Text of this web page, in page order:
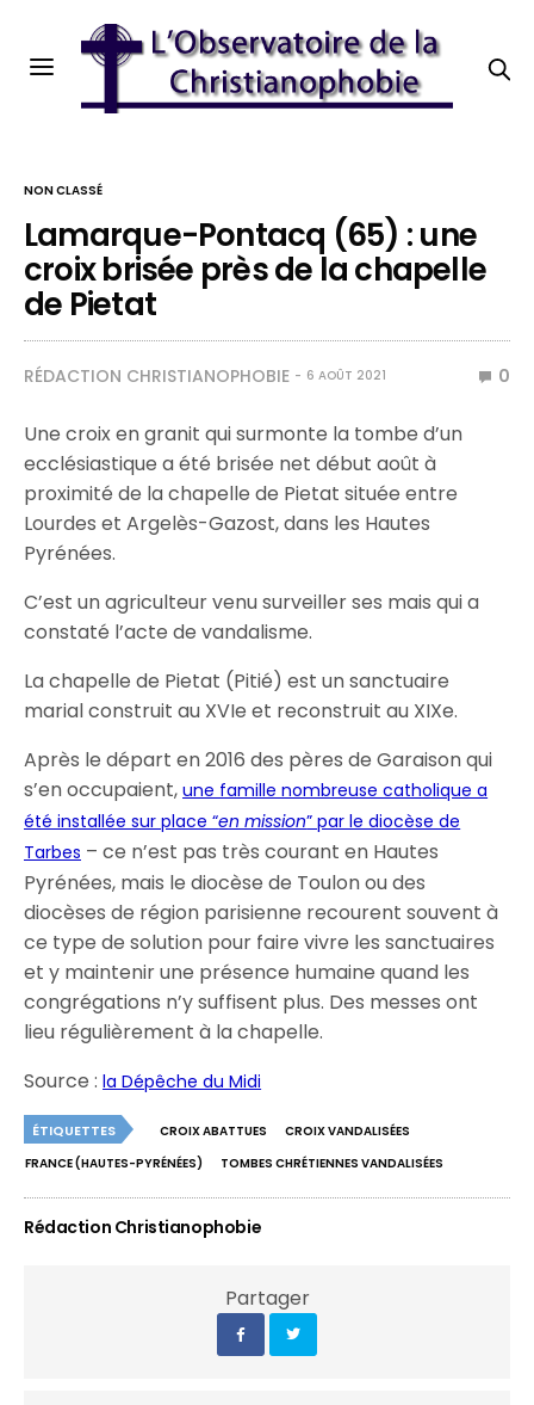
NON CLASSÉ
Lamarque-Pontacq (65) : une
croix brisée près de la chapelle
de Pietat
RÉDACTION CHRISTIANOPHOBIE 6 AOÛT 2021 0
Une croix en granit qui surmonte la tombe d’un
ecclésiastique a été brisée net début août à
proximité de la chapelle de Pietat située entre
Lourdes et Argelès-Gazost, dans les Hautes
Pyrénées.
C’est un agriculteur venu surveiller ses mais qui a
constaté l’acte de vandalisme.
La chapelle de Pietat (Pitié) est un sanctuaire
marial construit au XVIe et reconstruit au XIXe.
Après le départ en 2016 des pères de Garaison qui
s’en occupaient,une famille nombreuse catholique a
été installée sur place “en mission” par le diocèse de
Tarbes – ce n’est pas très courant en Hautes
Pyrénées, mais le diocèse de Toulon ou des
diocèses de région parisienne recourent souvent à
ce type de solution pour faire vivre les sanctuaires
et y maintenir une présence humaine quand les
congrégations n’y suffisent plus. Des messes ont
lieu régulièrement à la chapelle.
Source :la Dépêche du Midi
ÉTIQUETTES CROIX ABATTUES
CROIX VANDALISÉES
FRANCE (HAUTES-PYRÉNÉES)
TOMBES CHRÉTIENNES VANDALISÉES
Rédaction Christianophobie
Partager